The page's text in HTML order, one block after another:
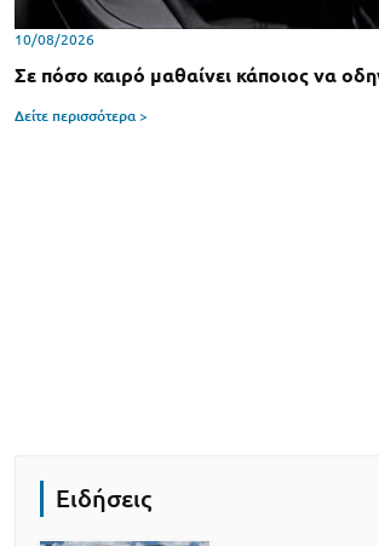
10/08/2026
Σε πόσο καιρό μαθαίνει κάποιος να
Δείτε περισσότερα >
Ειδήσεις